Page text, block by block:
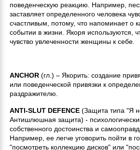
поведенческую реакцию. Например,
заставляет определенного человека
счастливым, потому, что напоминает о
событии в жизни. Якоря используются,
чувство увлеченности женщины к себе.
ANCHOR (гл.) – Якорить: создание
или поведенческой привязки к
раздражителю.
ANTI-SLUT DEFENCE (Защита типа "Я
Антишлюшная защита) -
собственного достоинства и
Например, ее легче уговорить пойти в
"посмотреть коллекцию дисков" или